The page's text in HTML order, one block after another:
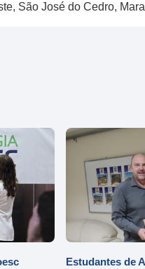
São José do Cedro,
Estudantes de